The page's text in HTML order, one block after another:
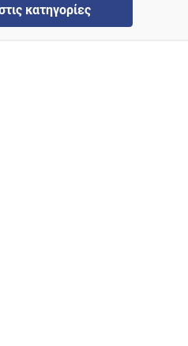
κατηγορίες